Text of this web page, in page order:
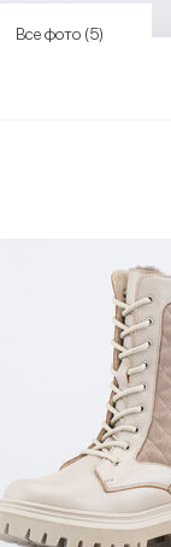
Все фото (5)